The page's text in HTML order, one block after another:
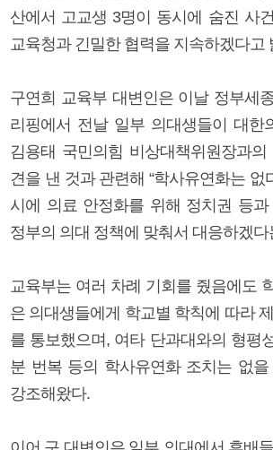
산에서 고교생 3명이 동시에 숨진 사
교육청과 긴밀한 협력을 지속하겠다고
구연희 교육부 대변인은 이날 정부세
리핑에서 전날 일부 의대생들이 대한
김용태 국민의힘 비상대책위원장과
견을 낸 것과 관련해 “학사유연화는 없
시에 의료 안정화를 위해 정치권 등
정부의 의대 정책에 맞춰서 대응하겠
교육부는 여러 차례 기회를 줬음에도
은 의대생들에게 학교별 학칙에 따라
를 통보했으며, 여타 단과대와의 형평
분 번복 등의 학사유연화 조치는 없
강조해왔다.